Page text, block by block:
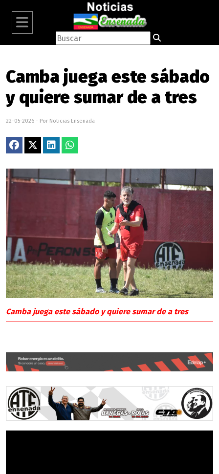
Camba juega este sábado
y quiere sumar de a tres
22-05-2026 - Por Noticias Ensenada
Camba juega este sábado y quiere sumar de a tres